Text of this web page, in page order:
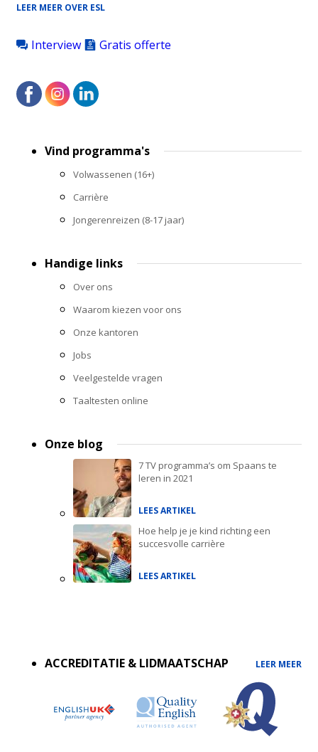
LEER MEER OVER ESL
Interview Gratis offerte
menuVind programma's
Volwassenen (16+)
Carrière
Jongerenreizen (8-17 jaar)
Handige links
Over ons
Waarom kiezen voor ons
Onze kantoren
Jobs
Veelgestelde vragen
Taaltesten online
Onze blog
7 TV programma’s om Spaans te
leren in 2021
LEES ARTIKEL
Hoe help je je kind richting een
succesvolle carrière
LEES ARTIKEL
ACCREDITATIE & LIDMAATSCHAP
LEER MEER